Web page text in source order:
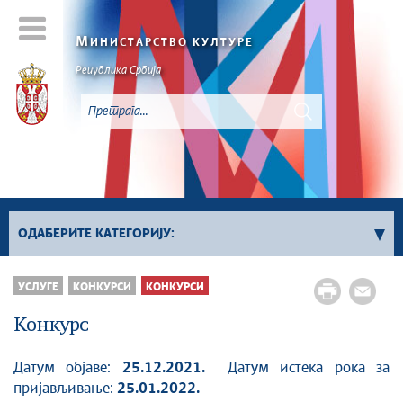
МИНИСТАРСТВО КУЛТУРЕ
Републикa Србијa
ОДАБЕРИТЕ КАТЕГОРИЈУ:
Сви конкурси
Сектор за савремено стваралаштво и
Сектор за међународне односе и европске
интеграције у области културе
УСЛУГЕ КОНКУРСИ КОНКУРСИ
Конкурс
Датум објаве: 25.12.2021.Датум истека рока за
пријављивање: 25.01.2022.